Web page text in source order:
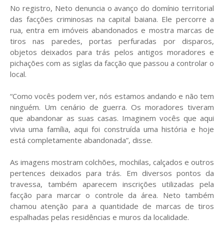
No registro, Neto denuncia o avanço do domínio territorial
das facções criminosas na capital baiana. Ele percorre a
rua, entra em imóveis abandonados e mostra marcas de
tiros nas paredes, portas perfuradas por disparos,
objetos deixados para trás pelos antigos moradores e
pichações com as siglas da facção que passou a controlar o
local.
“Como vocês podem ver, nós estamos andando e não tem
ninguém. Um cenário de guerra. Os moradores tiveram
que abandonar as suas casas. Imaginem vocês que aqui
vivia uma família, aqui foi construída uma história e hoje
está completamente abandonada”, disse.
As imagens mostram colchões, mochilas, calçados e outros
pertences deixados para trás. Em diversos pontos da
travessa, também aparecem inscrições utilizadas pela
facção para marcar o controle da área. Neto também
chamou atenção para a quantidade de marcas de tiros
espalhadas pelas residências e muros da localidade.